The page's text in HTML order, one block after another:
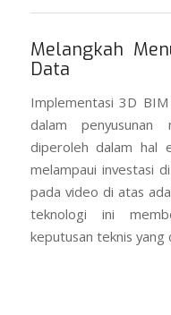
Melangkah
Data
Implementasi 3D
dalam penyusunan
diperoleh dalam hal
melampaui investasi
pada video di atas
teknologi ini
keputusan teknis yang